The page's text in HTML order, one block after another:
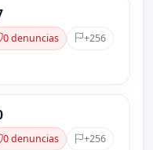
0 denuncias
+256
0 denuncias
+256